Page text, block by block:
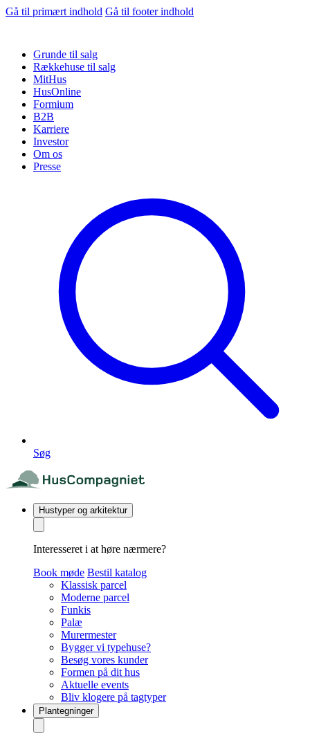
Gå til primært indhold Gå til footer indhold
Grunde til salg
Rækkehuse til salg
MitHus
HusOnline
Formium
B2B
Karriere
Investor
Om os
Presse
Søg
Hustyper og arkitektur
Interesseret i at høre nærmere?
Book møde Bestil katalog
Klassisk parcel
Moderne parcel
Funkis
Palæ
Murermester
Bygger vi typehuse?
Besøg vores kunder
Formen på dit hus
Aktuelle events
Bliv klogere på tagtyper
Plantegninger